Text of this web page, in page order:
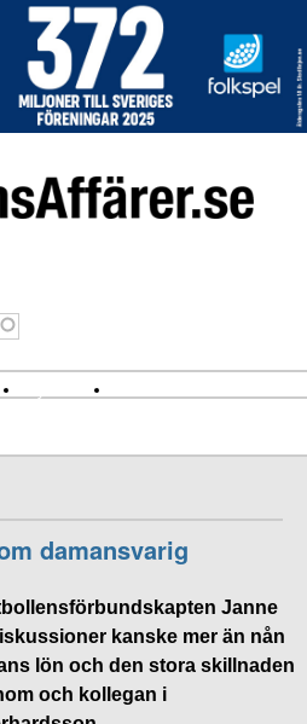
Nyhetsbrev
damansvarig
Janne
kanske mer än nån
lön och den stora skillnaden
och kollegan i